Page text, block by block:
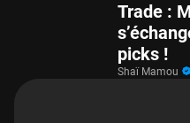
Trade :
picks !
Shaï Mamou